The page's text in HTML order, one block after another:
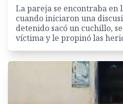
La pareja se encontraba en
cuando iniciaron una
detenido sacó un cuchillo,
víctima y le propinó las